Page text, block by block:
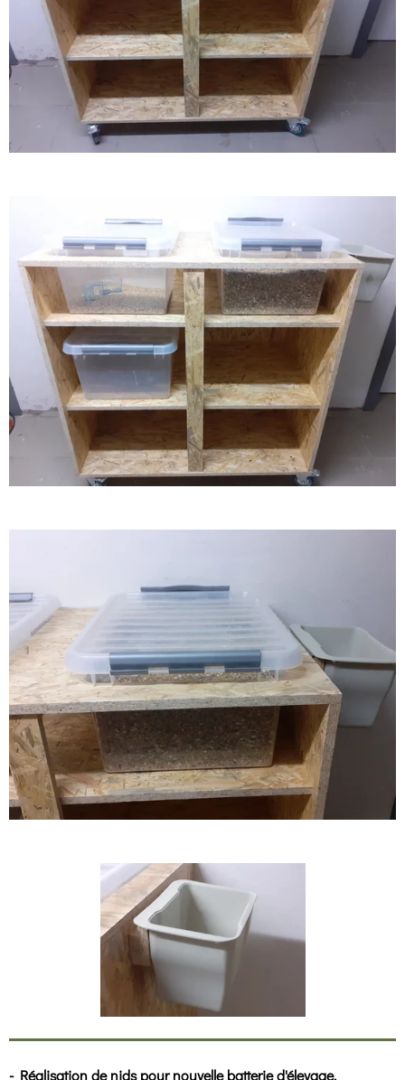
- Réalisation de nids pour nouvelle batterie d'élevage.